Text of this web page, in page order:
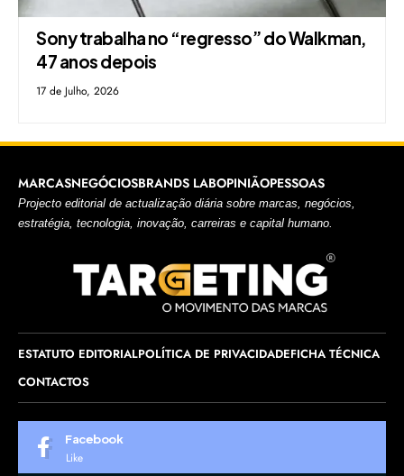
Sony trabalha no “regresso” do Walkman,
47 anos depois
17 de Julho, 2026
MARCASNEGÓCIOSBRANDS LABOPINIÃOPESSOAS
Projecto editorial de actualização diária sobre marcas, negócios,
estratégia, tecnologia, inovação, carreiras e capital humano.
ESTATUTO EDITORIALPOLÍTICA DE PRIVACIDADEFICHA TÉCNICA
CONTACTOS
Facebook
Like